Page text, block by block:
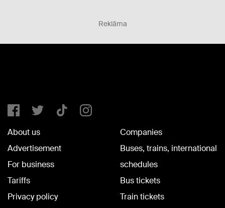
Reklāma
About us
Advertisement
For business
Tariffs
Privacy policy
Companies
Buses, trains, international
schedules
Bus tickets
Train tickets